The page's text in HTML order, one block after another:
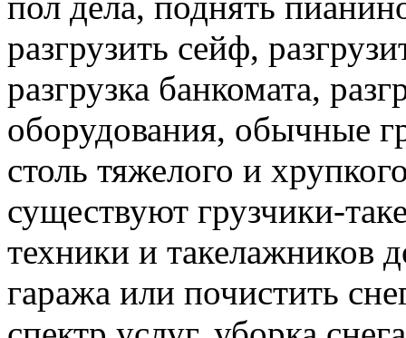
разгрузить сейф,
разгрузка банкомата,
оборудования, обычные
столь тяжелого и
существуют грузчики-
техники и такелажников
гаража или почистить